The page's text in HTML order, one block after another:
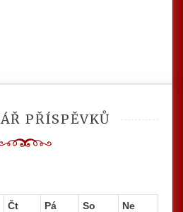
PŘÍSPĚVKŮ
Čt Pá So Ne